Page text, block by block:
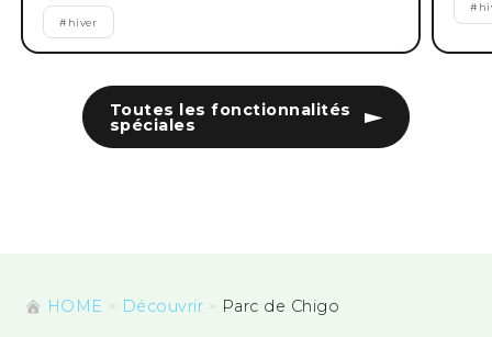
Toutes les fonctionnalités
spéciales
# hiver
#
HOME Découvrir Parc de Chigo